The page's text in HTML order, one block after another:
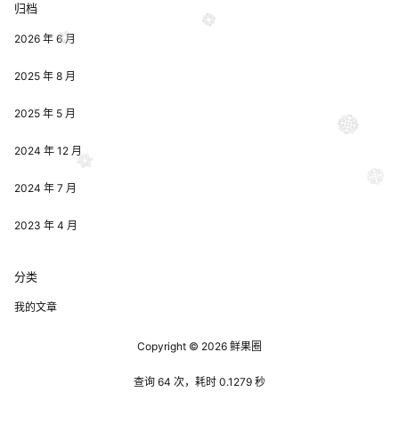
归档
2026 年 6 月
2025 年 8 月
2025 年 5 月
2024 年 12 月
2024 年 7 月
2023 年 4 月
分类
我的文章
Copyright © 2026 鲜果圈
查询 64 次，耗时 0.1279 秒